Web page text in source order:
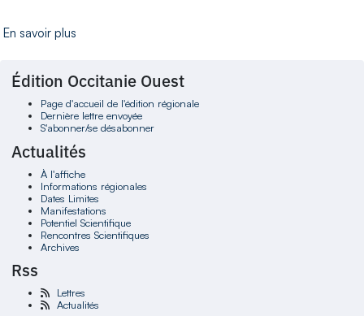
En savoir plus
Édition Occitanie Ouest
Page d'accueil de l'édition régionale
Dernière lettre envoyée
S'abonner/se désabonner
Actualités
À l'affiche
Informations régionales
Dates Limites
Manifestations
Potentiel Scientifique
Rencontres Scientifiques
Archives
Rss
Lettres
Actualités